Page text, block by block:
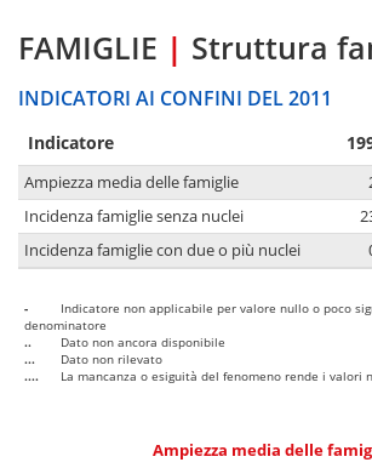
FAMIGLIE | Struttura
INDICATORI AI CONFINI DEL 2011
Indicatore
Ampiezza media delle famiglie
Incidenza famiglie senza nuclei
Incidenza famiglie con due o più nuclei
-
Indicatore non applicabile per valore nullo o poco
denominatore
..
Dato non ancora disponibile
...
Dato non rilevato
....
La mancanza o esiguità del fenomeno rende i valori
Ampiezza media delle